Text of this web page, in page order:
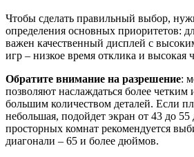
Чтобы сделать правильный выбор,
определения основных приоритетов:
важен качественный дисплей с
игр – низкое время отклика и высокая
Обратите внимание на разрешение:
позволяют наслаждаться более четким
большим количеством деталей. Если
небольшая, подойдет экран от 43 до
просторных комнат рекомендуется
диагонали – 65 и более дюймов.